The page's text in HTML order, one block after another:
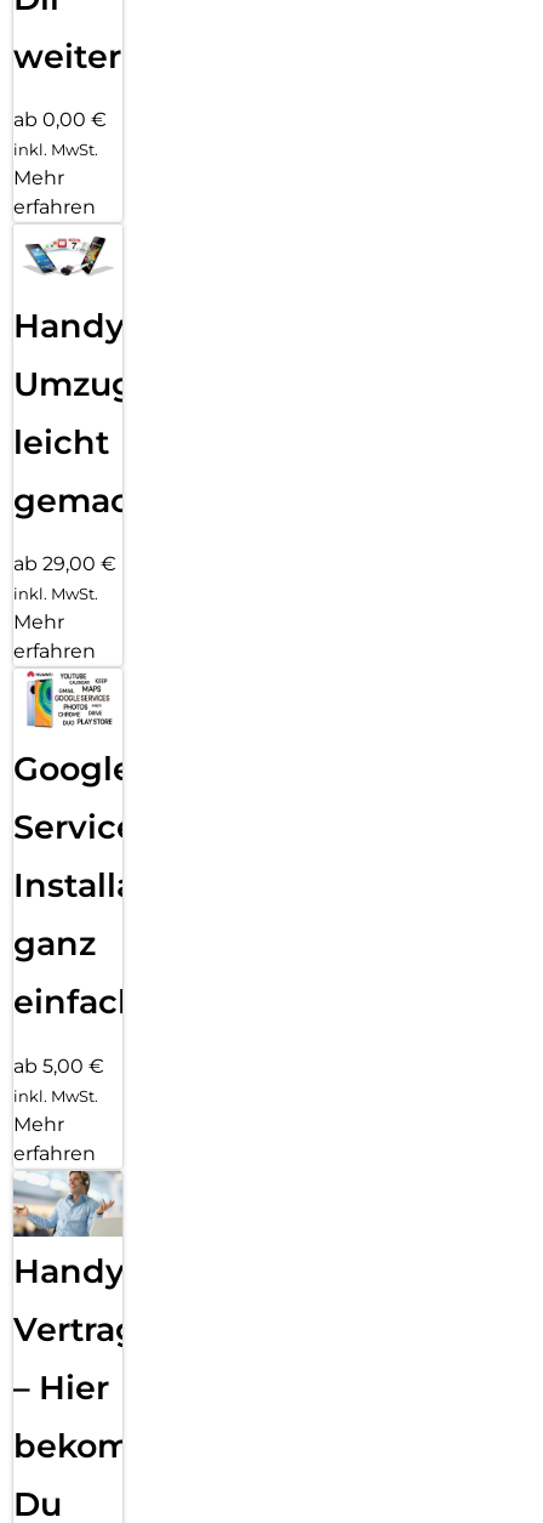
weiter
ab 0,00 €
inkl. MwSt.
Mehr
erfahren
Handy
Umzug
leicht
gemacht!
ab 29,00 €
inkl. MwSt.
Mehr
erfahren
Google
Services
Installation
ganz
einfach
ab 5,00 €
inkl. MwSt.
Mehr
erfahren
Handy
Vertragsabwicklung
– Hier
bekommst
Du